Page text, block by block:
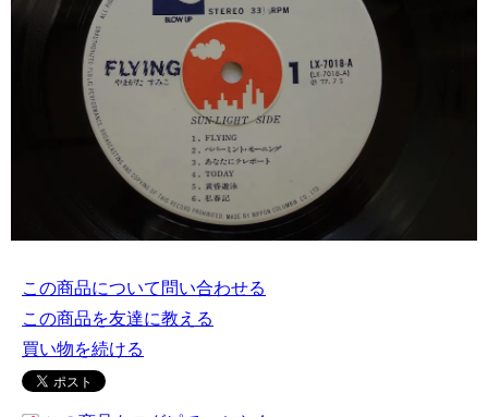
この商品について問い合わせる
この商品を友達に教える
買い物を続ける